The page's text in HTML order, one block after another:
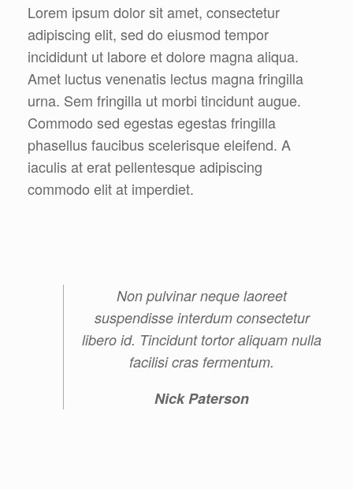
Lorem ipsum dolor sit amet, consectetur
adipiscing elit, sed do eiusmod tempor
incididunt ut labore et dolore magna aliqua.
Amet luctus venenatis lectus magna fringilla
urna. Sem fringilla ut morbi tincidunt augue.
Commodo sed egestas egestas fringilla
phasellus faucibus scelerisque eleifend. A
iaculis at erat pellentesque adipiscing
commodo elit at imperdiet.
Non pulvinar neque laoreet
suspendisse interdum consectetur
libero id. Tincidunt tortor aliquam nulla
facilisi cras fermentum.
Nick Paterson